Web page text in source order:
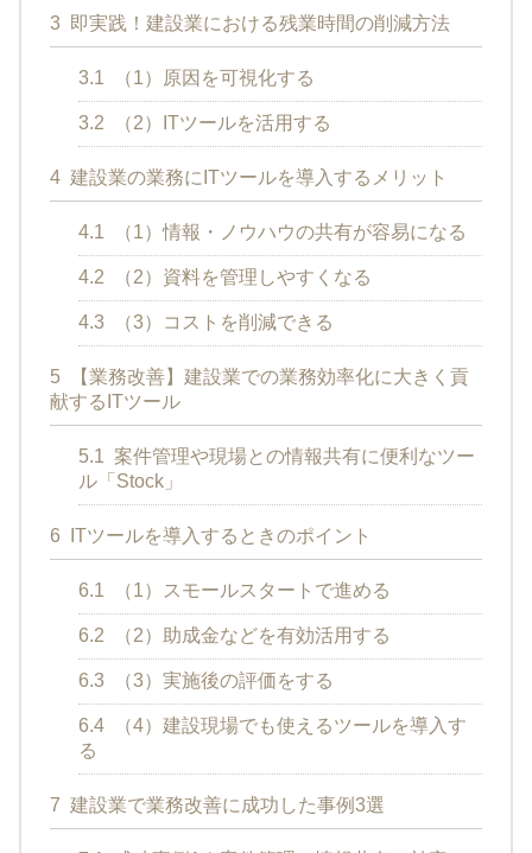
3 即実践！建設業における残業時間の削減方法
3.1 （1）原因を可視化する
3.2 （2）ITツールを活用する
4 建設業の業務にITツールを導入するメリット
4.1 （1）情報・ノウハウの共有が容易になる
4.2 （2）資料を管理しやすくなる
4.3 （3）コストを削減できる
5
【業務改善】建設業での業務効率化に大きく貢
献するITツール
5.1 案件管理や現場との情報共有に便利なツー
ル「Stock」
6 ITツールを導入するときのポイント
6.1 （1）スモールスタートで進める
6.2 （2）助成金などを有効活用する
6.3 （3）実施後の評価をする
6.4
（4）建設現場でも使えるツールを導入す
る
7 建設業で業務改善に成功した事例3選